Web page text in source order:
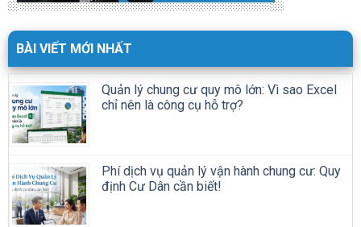
BÀI VIẾT MỚI NHẤT
Quản lý chung cư quy mô lớn: Vì sao Excel
chỉ nên là công cụ hỗ trợ?
Phí dịch vụ quản lý vận hành chung cư: Quy
định Cư Dân cần biết!